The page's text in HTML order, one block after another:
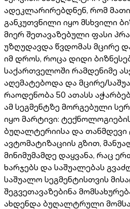
ადეკლარირებდნენ, რომ მათი
განკუთვნილი იყო მსხვილი
მიერ შეთავაზებული ფასი
უზღუდავდა წვდომას მცირე
იმ დროს, როცა დიდი
საქართველოში რამდენიმე
აღემატებოდა და მცირე/
რაოდენობა 50 ათასს
ამ სეგმენტზე მორგებული
იყო მარტივი:
ბუღალტერიისა და თანმდევი
ავტომატიზაციის გზით,
მინიმუმამდე დაყვანა, რაც
ხარჯებს და საშუალებას
საშუალო სეგმენტისთვის
შეგვეთავაზებინა
ახდენდა ბუღალტრული